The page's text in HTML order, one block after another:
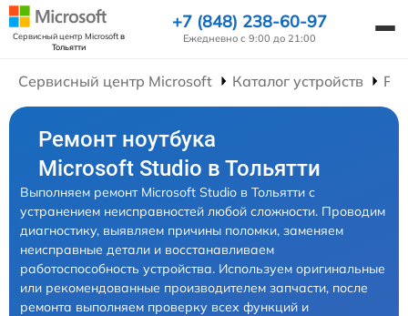
Сервисный центр Microsoftв
Тольятти
+7 (848) 238-60-97
Ежедневно с 9:00 до 21:00
Сервисный центр Microsoft Каталог устройств
Ремонт ноутбука
Microsoft Studio в Тольятти
Выполняем ремонт Microsoft Studio в Тольятти с
устранением неисправностей любой сложности. Проводим
диагностику, выявляем причины поломки, заменяем
неисправные детали и восстанавливаем
работоспособность устройства. Используем оригинальные
или рекомендованные производителем запчасти, после
ремонта выполняем проверку всех функций и